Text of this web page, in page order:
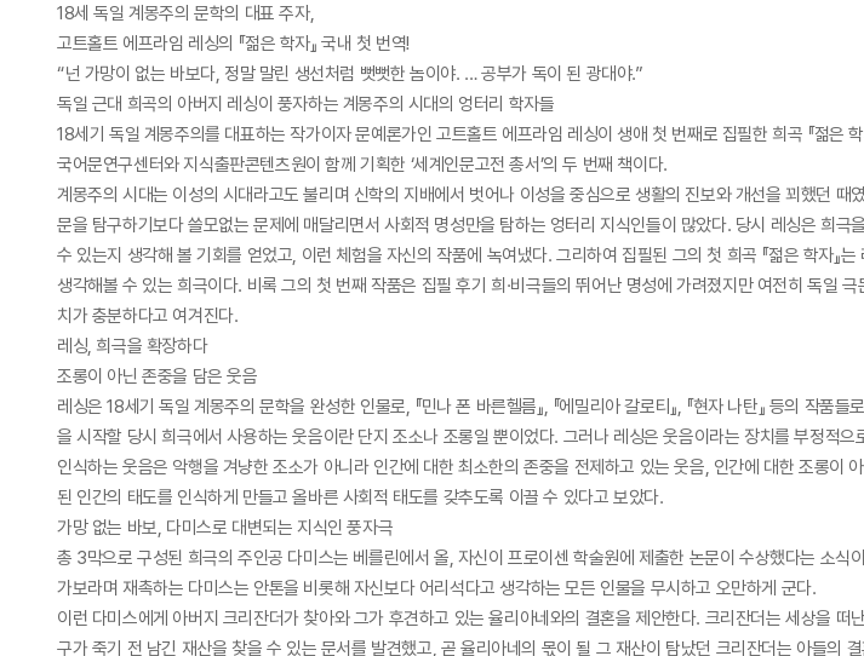
18세 독일 계몽주의 문학의 대표 주자,
고트홀트 에프라임 레싱의 『젊은 학자』 국내 첫 번역!
“넌 가망이 없는 바보다, 정말 말린 생선처럼 뻣뻣한 놈이야. … 공부가 독이 된 광대야.”
독일 근대 희곡의 아버지 레싱이 풍자하는 계몽주의 시대의 엉터리 학자들
18세기 독일 계몽주의를 대표하는 작가이자 문예론가인 고트홀트 에프라임 레싱이 생애 첫 번째로 집필한 희곡 『젊은
국어문연구센터와 지식출판콘텐츠원이 함께 기획한 ‘세계인문고전 총서’의 두 번째 책이다.
계몽주의 시대는 이성의 시대라고도 불리며 신학의 지배에서 벗어나 이성을 중심으로 생활의 진보와 개선을 꾀했던
문을 탐구하기보다 쓸모없는 문제에 매달리면서 사회적 명성만을 탐하는 엉터리 지식인들이 많았다. 당시 레싱은 희
수 있는지 생각해 볼 기회를 얻었고, 이런 체험을 자신의 작품에 녹여냈다. 그리하여 집필된 그의 첫 희곡 『젊은 학자
생각해볼 수 있는 희극이다. 비록 그의 첫 번째 작품은 집필 후기 희·비극들의 뛰어난 명성에 가려졌지만 여전히 독일
치가 충분하다고 여겨진다.
레싱, 희극을 확장하다
조롱이 아닌 존중을 담은 웃음
레싱은 18세기 독일 계몽주의 문학을 완성한 인물로, 『민나 폰 바른헬름』, 『에밀리아 갈로티』, 『현자 나탄』 등의
을 시작할 당시 희극에서 사용하는 웃음이란 단지 조소나 조롱일 뿐이었다. 그러나 레싱은 웃음이라는 장치를 부정적
인식하는 웃음은 악행을 겨냥한 조소가 아니라 인간에 대한 최소한의 존중을 전제하고 있는 웃음, 인간에 대한 조롱
된 인간의 태도를 인식하게 만들고 올바른 사회적 태도를 갖추도록 이끌 수 있다고 보았다.
가망 없는 바보, 다미스로 대변되는 지식인 풍자극
총 3막으로 구성된 희극의 주인공 다미스는 베를린에서 올, 자신이 프로이센 학술원에 제출한 논문이 수상했다는 소
가보라며 재촉하는 다미스는 안톤을 비롯해 자신보다 어리석다고 생각하는 모든 인물을 무시하고 오만하게 군다.
이런 다미스에게 아버지 크리잔더가 찾아와 그가 후견하고 있는 율리아네와의 결혼을 제안한다. 크리잔더는 세상을
구가 죽기 전 남긴 재산을 찾을 수 있는 문서를 발견했고, 곧 율리아네의 몫이 될 그 재산이 탐났던 크리잔더는 아들의